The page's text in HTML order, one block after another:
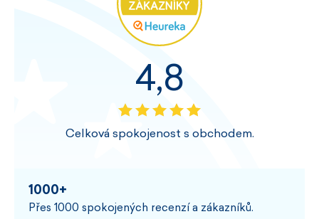
4,8
Celková spokojenost s obchodem.
1000+
Přes 1000 spokojených recenzí a zákazníků.